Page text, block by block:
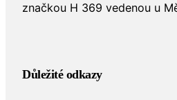
značkou H 369 vedenou u
Důležité odkazy